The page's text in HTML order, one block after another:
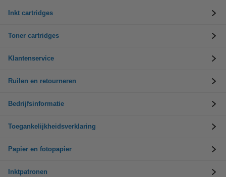
Inkt cartridges
Toner cartridges
Klantenservice
Ruilen en retourneren
Bedrijfsinformatie
Toegankelijkheidsverklaring
Papier en fotopapier
Inktpatronen